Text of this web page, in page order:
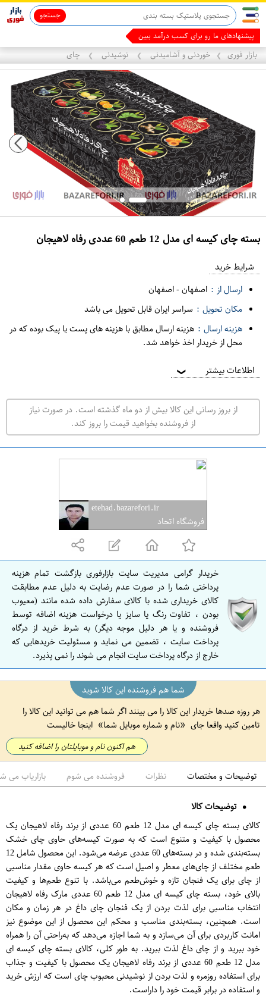
جستجو
پیشنهادهای ما رو برای کسب درآمد ببین
بازار فوری ❯ خوردنی و آشامیدنی ❯ نوشیدنی ❯ چای
بسته چای کیسه ای مدل 12 طعم 60 عددی رفاه لاهیجان
ر
ت
ه
ر
ا
ا
ص
ف
ه
ا
ن
شرایط خرید
ارسال از : اصفهان-اصفهان
مکان تحویل : سراسر ایران قابل تحویل می باشد
هزینه ارسال : هزینه ارسال مطابق با هزینه های پست یا پیک بوده که در
محل از خریدار اخذ خواهد شد.
اطلاعات بیشتر ❯
از بروز رسانی این کالا بیش از دو ماه گذشته است. در صورت نیاز
از فروشنده بخواهید قیمت را بروز کند.
etehad.bazarefori.ir
فروشگاه اتحاد
خریدار گرامی مدیریت سایت بازارفوری بازگشت تمام هزینه
پرداختی شما را در صورت عدم رضایت به دلیل عدم مطابقت
کالای خریداری شده با کالای سفارش داده شده مانند (معیوب
بودن ، تفاوت رنگ یا سایز یا درخواست هزینه اضافه توسط
فروشنده و یا هر دلیل موجه دیگر) به شرط خرید از درگاه
پرداخت سایت ، تضمین می نماید و مسئولیت خریدهایی که
خارج از درگاه پرداخت سایت انجام می شوند را نمی پذیرد.
شما هم فروشنده این کالا شوید
هر روزه صدها خریدار این کالا را می بینند اگر شما هم می توانید این کالا را
تامین کنید واقعا جای
نام و شماره موبایل شما اینجا خالیست
هم اکنون نام و موبایلتان را اضافه کنید
توضیحات و مختصات نظرات فروشنده می شوم بازاریاب می
توضیحات کالا
کالای بسته چای کیسه ای مدل 12 طعم 60 عددی از برند رفاه لاهیجان یک
محصول با کیفیت و متنوع است که به صورت کیسه‌های حاوی چای خشک
بسته‌بندی شده و در بسته‌های 60 عددی عرضه می‌شود. این محصول شامل 12
طعم مختلف از چای‌های معطر و اصیل است که هر کیسه حاوی مقدار مناسبی
از چای برای یک فنجان تازه و خوش‌طعم می‌باشد. با تنوع طعم‌ها و کیفیت
بالای خود، بسته چای کیسه ای مدل 12 طعم 60 عددی مارک رفاه لاهیجان
انتخاب مناسبی برای لذت بردن از یک فنجان چای داغ در هر زمان و مکان
است. همچنین، بسته‌بندی مناسب و محکم این محصول از این موضوع نیز
امانت کاربردی برای آن می‌سازد و به شما اجازه می‌دهد که به‌راحتی آن را همراه
خود ببرید و از چای داغ لذت ببرید. به طور کلی، کالای بسته چای کیسه ای
مدل 12 طعم 60 عددی از برند رفاه لاهیجان یک محصول با کیفیت و جذاب
برای استفاده روزمره و لذت بردن از نوشیدنی محبوب چای است که ارزش خرید
و استفاده در برابر قیمت خود را داراست.